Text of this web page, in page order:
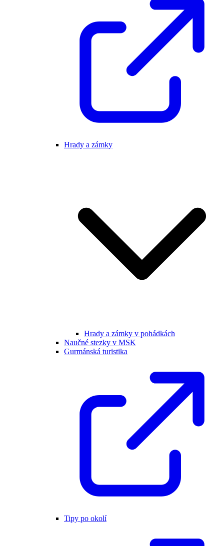
Hrady a zámky
Hrady a zámky v pohádkách
Naučné stezky v MSK
Gurmánská turistika
Tipy po okolí